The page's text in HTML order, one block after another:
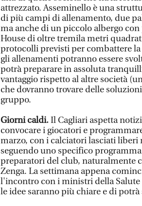
attrezzato. Asseminello è una
di più campi di allenamento, due
ma anche di un piccolo albergo
House di oltre tremila metri
protocolli previsti per combattere
gli allenamenti potranno essere
potrà preparare in assoluta
vantaggio rispetto al altre società
che dovranno trovare delle
gruppo.
Giorni caldi.Il Cagliari aspetta
convocare i giocatori e
marzo, con i calciatori lasciati liberi
seguendo uno specifico
preparatori del club, naturalmente
Zenga. La settimana appena
l'incontro con i ministri della
le idee saranno più chiare e di